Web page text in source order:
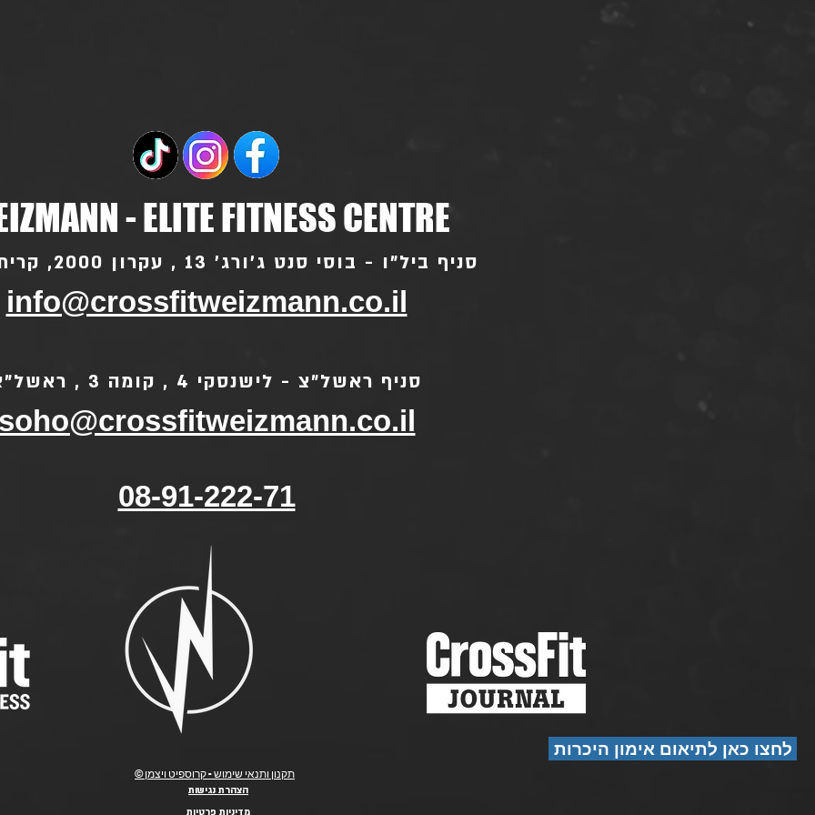
לחצו כאן לתיאום אימון היכרות
- ELITE FITNESS CENTRE
סניף ביל"ו - בוסי סנט ג'ורג' 13 , עקרון 2000, קרית עקרון
info@crossfitweizmann.co.il
סניף ראשל"צ - לישנסקי 4 , קומה 3 , ראשל"צ
soho@crossfitweizmann.co.il
08-91-222-71
© תקנון ותנאי שימוש - קרוספיט ויצמן
הצהרת נגישות